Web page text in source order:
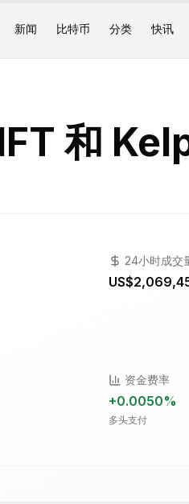
新闻 比特币 分类 快讯
和
24小时成交
资金费率
+0.0050%
多头支付